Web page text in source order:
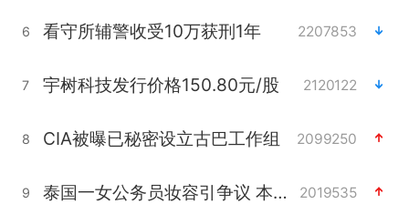
6 看守所辅警收受10万获刑1年 2207853
7 宇树科技发行价格150.80元/股 2120122
8 CIA被曝已秘密设立古巴工作组 2099250
9 泰国一女公务员妆容引争议 本人回应 2019535